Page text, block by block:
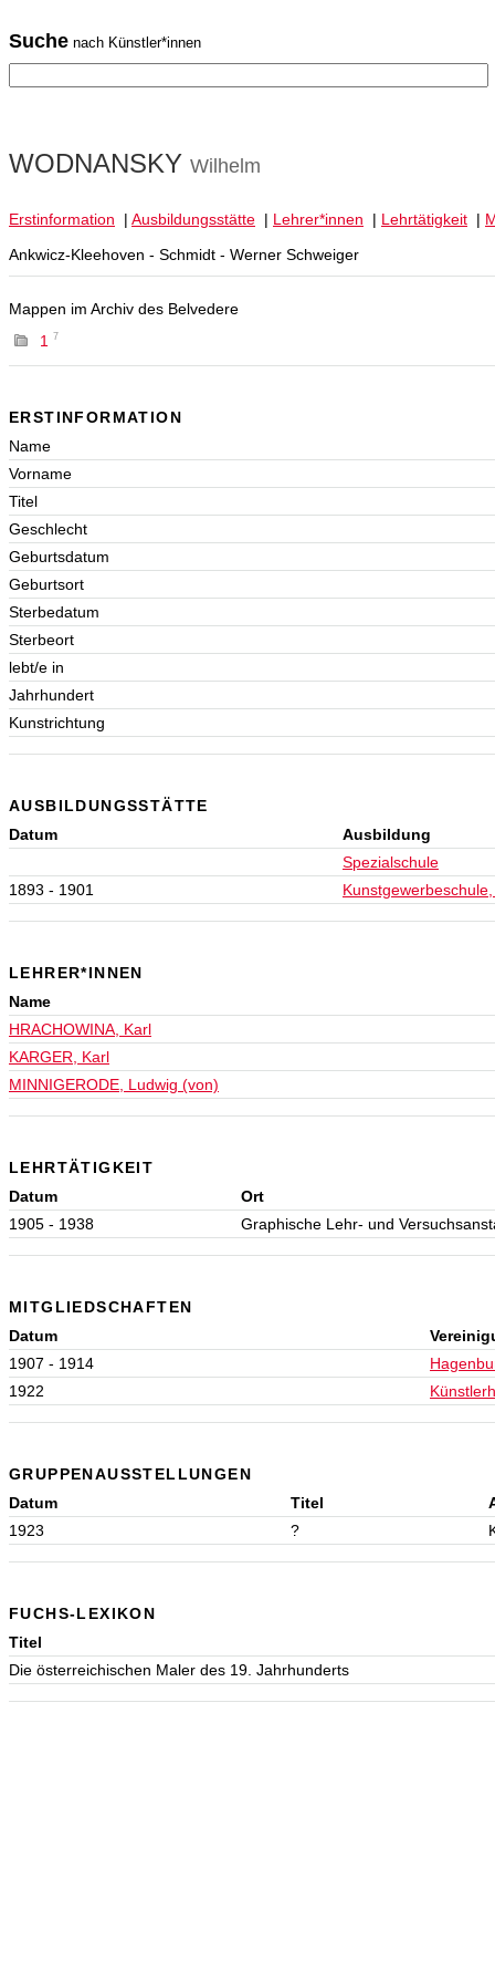
Suche nach Künstler*innen
WODNANSKY Wilhelm
Erstinformation | Ausbildungsstätte | Lehrer*innen | Lehrtätigkeit |
Ankwicz-Kleehoven - Schmidt - Werner Schweiger
Mappen im Archiv des Belvedere
1
7
ERSTINFORMATION
Name
Vorname
Titel
Geschlecht
Geburtsdatum
Geburtsort
Sterbedatum
Sterbeort
lebt/e in
Jahrhundert
Kunstrichtung
AUSBILDUNGSSTÄTTE
Datum
Ausbildung
Spezialschule
1893 - 1901
LEHRER*INNEN
Name
HRACHOWINA, Karl
KARGER, Karl
MINNIGERODE, Ludwig (von)
LEHRTÄTIGKEIT
Datum
Ort
1905 - 1938
Graphische Lehr- und
MITGLIEDSCHAFTEN
Datum
1907 - 1914
1922
GRUPPENAUSSTELLUNGEN
Datum
Titel
1923
?
FUCHS-LEXIKON
Titel
Die österreichischen Maler des 19. Jahrhunderts